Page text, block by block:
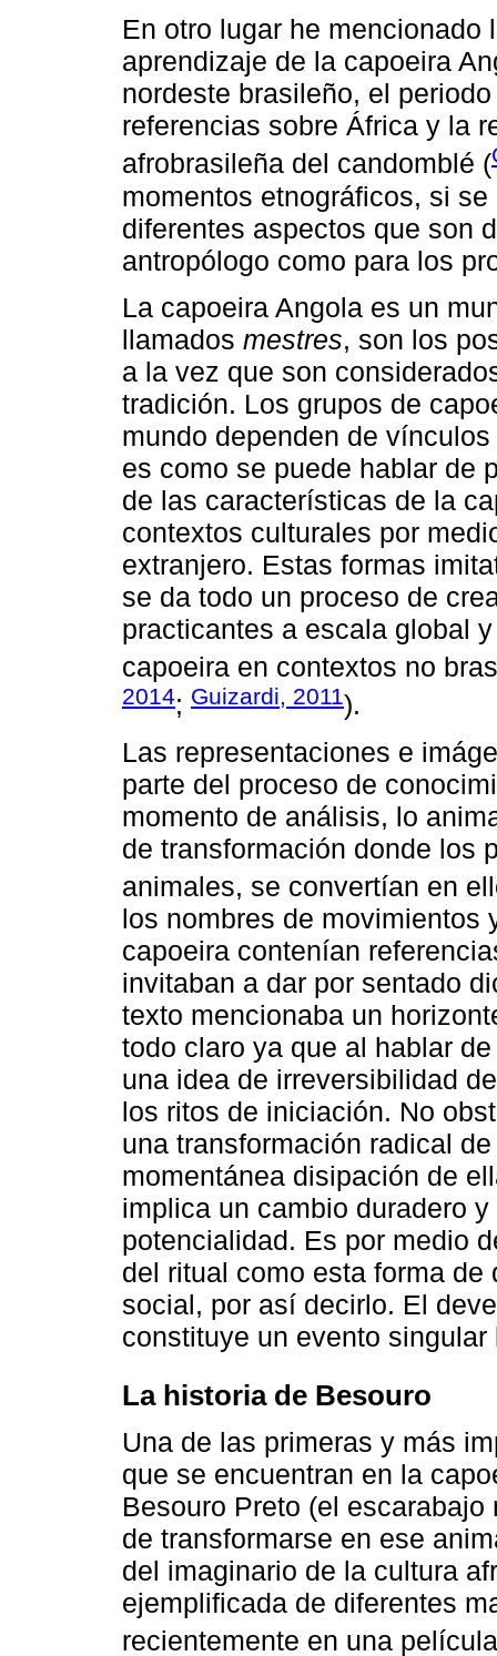
En otro lugar he
aprendizaje de la capoeira
nordeste brasileño, el
referencias sobre África y la
afrobrasileña del candomblé (
momentos etnográficos, si
diferentes aspectos que son
antropólogo como para los
La capoeira Angola es un
llamados mestres, son los
a la vez que son
tradición. Los grupos de
mundo dependen de
es como se puede hablar de
de las características de la
contextos culturales por
extranjero. Estas formas
se da todo un proceso de
practicantes a escala global
capoeira en contextos no
2014; Guizardi, 2011).
Las representaciones e
parte del proceso de
momento de análisis, lo
de transformación donde los
animales, se convertían en
los nombres de movimientos
capoeira contenían
invitaban a dar por sentado
texto mencionaba un
todo claro ya que al hablar
una idea de irreversibilidad
los ritos de iniciación. No
una transformación radical
momentánea disipación de
implica un cambio duradero
potencialidad. Es por medio
del ritual como esta forma
social, por así decirlo. El
constituye un evento singular
La historia de Besouro
Una de las primeras y más
que se encuentran en la
Besouro Preto (el
de transformarse en ese
del imaginario de la cultura
ejemplificada de diferentes
recientemente en una